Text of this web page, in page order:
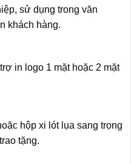
sử dụng trong văn
khách hàng.
in logo 1 mặt hoặc 2 mặt
hộp xi lót lụa sang trọng
tặng.